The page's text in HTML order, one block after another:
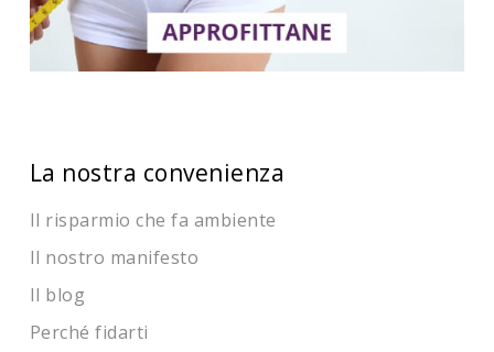
La nostra convenienza
Il risparmio che fa ambiente
Il nostro manifesto
Il blog
Perché fidarti